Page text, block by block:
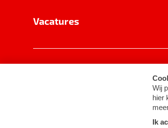
Vacatures
Cookie-instellingen